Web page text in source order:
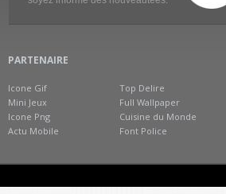
PARTENAIRE
Icone Gif
Mini Jeux
Icone Png
Actu Mobile
Top Delire
Full Wallpaper
Cuisine du Monde
Font Police